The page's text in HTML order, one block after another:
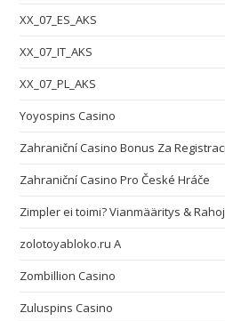
XX_07_ES_AKS
XX_07_IT_AKS
XX_07_PL_AKS
Yoyospins Casino
Zahraniční Casino Bonus Za
Zahraniční Casino Pro České Hráče
Zimpler ei toimi? Vianmääritys &
zolotoyabloko.ru A
Zombillion Casino
Zuluspins Casino